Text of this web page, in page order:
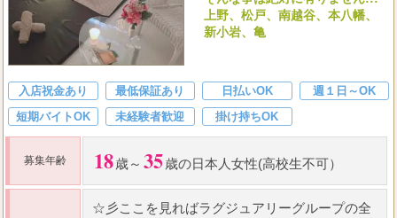
上野、松戸、南越谷、本八幡、
新小岩、亀
入店祝金あり 最低保証あり 日払いOK
週１日～OK
短期バイトOK
未経験者歓迎 掛け持ちOK
募集年齢 18歳～ 35歳の日本人女性(高校生不可）
☆ 彡ここを見ればラグジュアリーグループの全